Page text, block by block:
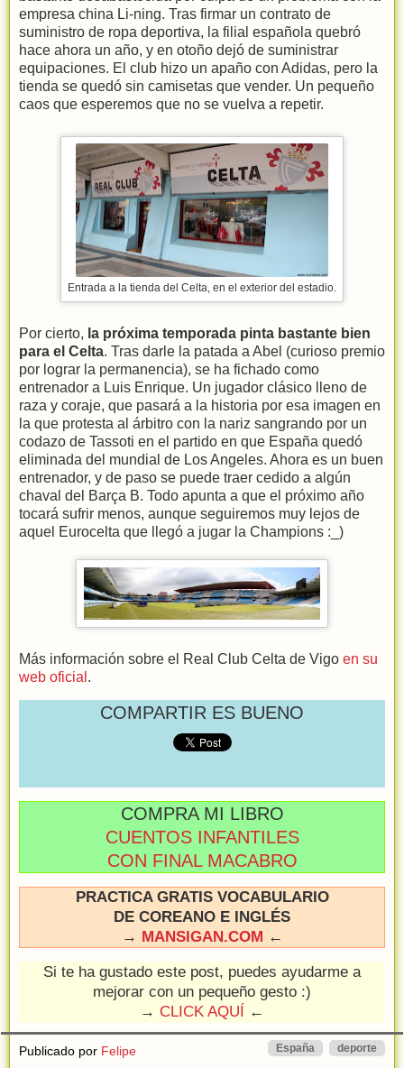
empresa china Li-ning. Tras firmar un contrato de
suministro de ropa deportiva, la filial española quebró
hace ahora un año, y en otoño dejó de suministrar
equipaciones. El club hizo un apaño con Adidas, pero la
tienda se quedó sin camisetas que vender. Un pequeño
caos que esperemos que no se vuelva a repetir.
Entrada a la tienda del Celta, en el exterior del estadio.
Por cierto, la próxima temporada pinta bastante bien
para el Celta. Tras darle la patada a Abel (curioso premio
por lograr la permanencia), se ha fichado como
entrenador a Luis Enrique. Un jugador clásico lleno de
raza y coraje, que pasará a la historia por esa imagen en
la que protesta al árbitro con la nariz sangrando por un
codazo de Tassoti en el partido en que España quedó
eliminada del mundial de Los Angeles. Ahora es un buen
entrenador, y de paso se puede traer cedido a algún
chaval del Barça B. Todo apunta a que el próximo año
tocará sufrir menos, aunque seguiremos muy lejos de
aquel Eurocelta que llegó a jugar la Champions :_)
Más información sobre el Real Club Celta de Vigo en su
web oficial .
COMPARTIR ES BUENO
COMPRA MI LIBRO
CUENTOS INFANTILES
CON FINAL MACABRO
PRACTICA GRATIS VOCABULARIO
DE COREANO E INGLÉS
→ MANSIGAN.COM ←
Si te ha gustado este post, puedes ayudarme a
mejorar con un pequeño gesto :)
→ CLICK AQUÍ ←
Publicado por Felipe deporte
España